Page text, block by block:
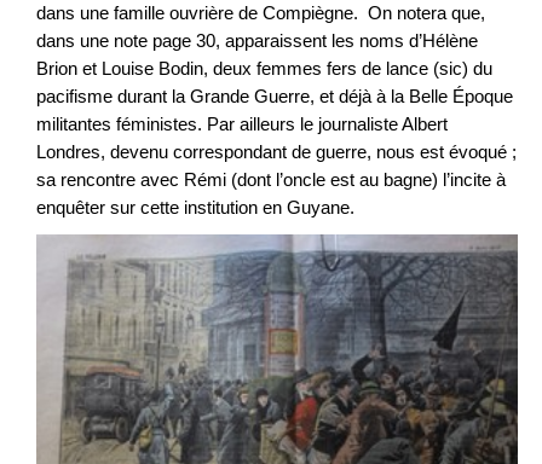
dans une famille ouvrière de Compiègne. On notera que,
dans une note page 30, apparaissent les noms d’Hélène
Brion et Louise Bodin, deux femmes fers de lance (sic) du
pacifisme durant la Grande Guerre, et déjà à la Belle Époque
militantes féministes. Par ailleurs le journaliste Albert
Londres, devenu correspondant de guerre, nous est évoqué ;
sa rencontre avec Rémi (dont l’oncle est au bagne) l’incite à
enquêter sur cette institution en Guyane.